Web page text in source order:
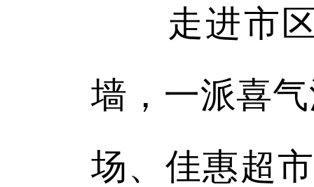
走进市区
墙，一派喜
场、佳惠超